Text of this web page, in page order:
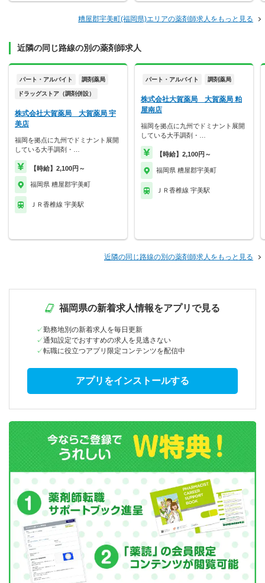
糟屋郡宇美町(福岡県)エリアの薬剤師求人をもっと見る
近隣の同じ路線の別の薬剤師求人
パート・アルバイト 調剤薬局
ドラッグストア（調剤併設）
株式会社大賀薬局 大賀薬局 宇
美店
福岡を拠点に九州でドミナント展開
している大手調剤・…
【時給】2,100円～
福岡県 糟屋郡宇美町
ＪＲ香椎線 宇美駅
パート・アルバイト 調剤薬局
株式会社大賀薬局 大賀薬局 粕
屋南店
福岡を拠点に九州でドミナント展開
している大手調剤・…
【時給】2,100円～
福岡県 糟屋郡宇美町
ＪＲ香椎線 宇美駅
近隣の同じ路線の別の薬剤師求人をもっと見る
福岡県の新着求人情報をアプリで見る
勤務地別の新着求人を毎日更新
通知設定でおすすめの求人を見逃さない
転職に役立つアプリ限定コンテンツを配信中
アプリをインストールする